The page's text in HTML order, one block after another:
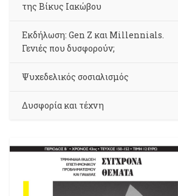
της Βίκυς Ιακώβου
Εκδήλωση: Gen Z και Millennials.
Γενιές που δυσφορούν;
Ψυχεδελικός σοσιαλισμός
Δυσφορία και τέχνη